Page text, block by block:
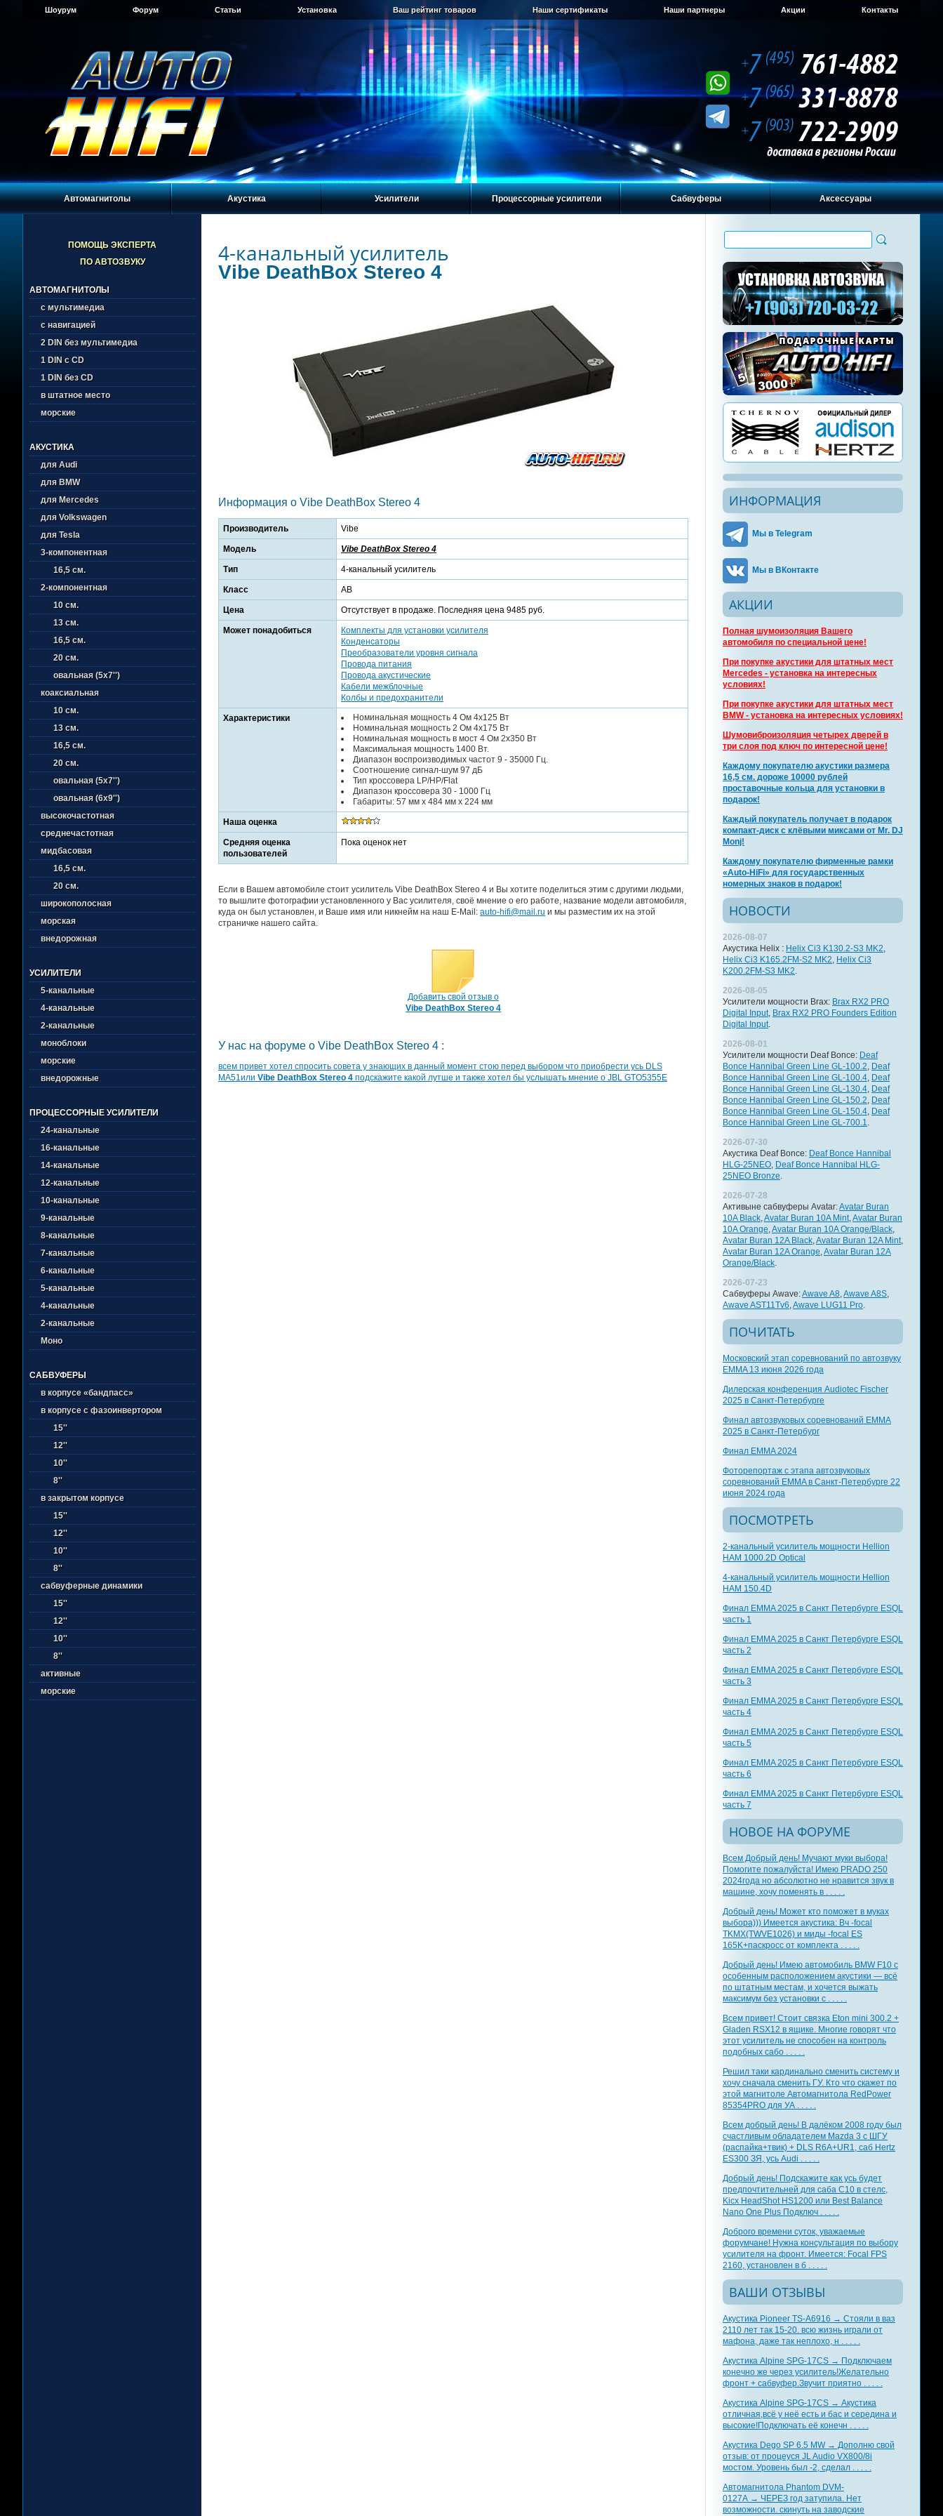
Шоурум Форум Статьи Установка Ваш рейтинг товаров Наши сертификаты Наши партнеры Акции Контакты
Автомагнитолы Акустика Усилители Процессорные усилители Сабвуферы Аксессуары
ПОМОЩЬ ЭКСПЕРТА
ПО АВТОЗВУКУ
АВТОМАГНИТОЛЫ
с мультимедиа
с навигацией
2 DIN без мультимедиа
1 DIN с CD
1 DIN без CD
в штатное место
морские
АКУСТИКА
для Audi
для BMW
для Mercedes
для Volkswagen
для Tesla
3-компонентная
16,5 см.
2-компонентная
10 см.
13 см.
16,5 см.
20 см.
овальная (5х7'')
коаксиальная
10 см.
13 см.
16,5 см.
20 см.
овальная (5х7'')
овальная (6х9'')
высокочастотная
среднечастотная
мидбасовая
16,5 см.
20 см.
широкополосная
морская
внедорожная
УСИЛИТЕЛИ
5-канальные
4-канальные
2-канальные
моноблоки
морские
внедорожные
ПРОЦЕССОРНЫЕ УСИЛИТЕЛИ
24-канальные
16-канальные
14-канальные
12-канальные
10-канальные
9-канальные
8-канальные
7-канальные
6-канальные
5-канальные
4-канальные
2-канальные
Моно
САБВУФЕРЫ
в корпусе «бандпасс»
в корпусе с фазоинвертором
15''
12''
10''
8''
в закрытом корпусе
15''
12''
10''
8''
сабвуферные динамики
15''
12''
10''
8''
активные
морские
4-канальный усилитель
Vibe DeathBox Stereo 4
Информация о Vibe DeathBox Stereo 4
Производитель Vibe
Модель Vibe DeathBox Stereo 4
Тип 4-канальный усилитель
Класс AB
Цена Отсутствует в продаже. Последняя цена 9485 руб.
Может понадобиться
Комплекты для установки усилителя
Конденсаторы
Преобразователи уровня сигнала
Провода питания
Провода акустические
Кабели межблочные
Колбы и предохранители
Характеристики
Номинальная мощность 4 Ом 4x125 Вт
Номинальная мощность 2 Ом 4x175 Вт
Номинальная мощность в мост 4 Ом 2x350 Вт
Максимальная мощность 1400 Вт.
Диапазон воспроизводимых частот 9 - 35000 Гц.
Соотношение сигнал-шум 97 дБ
Тип кроссовера LP/HP/Flat
Диапазон кроссовера 30 - 1000 Гц
Габариты: 57 мм х 484 мм х 224 мм
Наша оценка
Средняя оценка
пользователей
Пока оценок нет
Если в Вашем автомобиле стоит усилитель Vibe DeathBox Stereo 4 и Вы хотите поделиться этим с другими людьми,
то вышлите фотографии установленного у Вас усилителя, своё мнение о его работе, название модели автомобиля,
куда он был установлен, и Ваше имя или никнейм на наш E-Mail: auto-hifi@mail.ru и мы разместим их на этой
страничке нашего сайта.
Добавить свой отзыв о
Vibe DeathBox Stereo 4
У нас на форуме о Vibe DeathBox Stereo 4 :
всем привет хотел спросить совета у знающих в данный момент стою перед выбором что приобрести усь DLS
MA51или Vibe DeathBox Stereo 4 подскажите какой лутше и также хотел бы услышать мнение о JBL GTO5355E
ИНФОРМАЦИЯ
Мы в Telegram
Мы в ВКонтакте
АКЦИИ
Полная шумоизоляция Вашего
автомобиля по специальной цене!
При покупке акустики для штатных мест
Mercedes - установка на интересных
условиях!
При покупке акустики для штатных мест
BMW - установка на интересных условиях!
Шумовиброизоляция четырех дверей в
три слоя под ключ по интересной цене!
Каждому покупателю акустики размера
16,5 см. дороже 10000 рублей
проставочные кольца для установки в
подарок!
Каждый покупатель получает в подарок
компакт-диск с клёвыми миксами от Mr. DJ
Monj!
Каждому покупателю фирменные рамки
«Auto-HiFi» для государственных
номерных знаков в подарок!
НОВОСТИ
2026-08-07
Акустика Helix : Helix Ci3 K130.2-S3 MK2,
Helix Ci3 K165.2FM-S2 MK2, Helix Ci3
K200.2FM-S3 MK2.
2026-08-05
Усилители мощности Brax: Brax RX2 PRO
Digital Input, Brax RX2 PRO Founders Edition
Digital Input.
2026-08-01
Усилители мощности Deaf Bonce: Deaf
Bonce Hannibal Green Line GL-100.2, Deaf
Bonce Hannibal Green Line GL-100.4, Deaf
Bonce Hannibal Green Line GL-130.4, Deaf
Bonce Hannibal Green Line GL-150.2, Deaf
Bonce Hannibal Green Line GL-150.4, Deaf
Bonce Hannibal Green Line GL-700.1.
2026-07-30
Акустика Deaf Bonce: Deaf Bonce Hannibal
HLG-25NEO, Deaf Bonce Hannibal HLG-
25NEO Bronze.
2026-07-28
Активыне сабвуферы Avatar:Avatar Buran
10A Black,Avatar Buran 10A Mint,Avatar Buran
10A Orange,Avatar Buran 10A Orange/Black,
Avatar Buran 12A Black,Avatar Buran 12A Mint,
Avatar Buran 12A Orange,Avatar Buran 12A
Orange/Black.
2026-07-23
Сабвуферы Awave:Awave A8,Awave A8S,
Awave AST11Tv6,Awave LUG11 Pro.
ПОЧИТАТЬ
Московский этап соревнований по автозвуку
EMMA 13 июня 2026 года
Дилерская конференция Audiotec Fischer
2025 в Санкт-Петербурге
Финал автозвуковых соревнований EMMA
2025 в Санкт-Петербург
Финал EMMA 2024
Фоторепортаж с этапа автозвуковых
соревнований EMMA в Санкт-Петербурге 22
июня 2024 года
ПОСМОТРЕТЬ
2-канальный усилитель мощности Hellion
HAM 1000.2D Optical
4-канальный усилитель мощности Hellion
HAM 150.4D
Финал EMMA 2025 в Санкт Петербурге ESQL
часть 1
Финал EMMA 2025 в Санкт Петербурге ESQL
часть 2
Финал EMMA 2025 в Санкт Петербурге ESQL
часть 3
Финал EMMA 2025 в Санкт Петербурге ESQL
часть 4
Финал EMMA 2025 в Санкт Петербурге ESQL
часть 5
Финал EMMA 2025 в Санкт Петербурге ESQL
часть 6
Финал EMMA 2025 в Санкт Петербурге ESQL
часть 7
НОВОЕ НА ФОРУМЕ
Всем Добрый день! Мучают муки выбора!
Помогите пожалуйста! Имею PRADO 250
2024года но абсолютно не нравится звук в
машине, хочу поменять в . . . . .
Добрый день! Может кто поможет в муках
выбора))) Имеется акустика: Вч -focal
TKMX(TWVE1026) и миды -focal ES
165K+паскросс от комплекта . . . . .
Добрый день! Имею автомобиль BMW F10 с
особенным расположением акустики — всё
по штатным местам, и хочется выжать
максимум без установки с . . . . .
Всем привет! Стоит связка Eton mini 300.2 +
Gladen RSX12 в ящике. Многие говорят что
этот усилитель не способен на контроль
подобных сабо . . . . .
Решил таки кардинально сменить систему и
хочу сначала сменить ГУ. Кто что скажет по
этой магнитоле Автомагнитола RedPower
85354PRO для УА . . . . .
Всем добрый день! В далёком 2008 году был
счастливым обладателем Mazda 3 с ШГУ
(распайка+твик) + DLS R6A+UR1, саб Hertz
ES300 ЗЯ, усь Audi . . . . .
Добрый день! Подскажите как усь будет
предпочтительней для саба С10 в стелс,
Kicx HeadShot HS1200 или Best Balance
Nano One Plus Подключ . . . . .
Доброго времени суток, уважаемые
форумчане! Нужна консультация по выбору
усилителя на фронт. Имеется: Focal FPS
2160, установлен в б . . . . .
ВАШИ ОТЗЫВЫ
Акустика Pioneer TS-A6916 → Стояли в ваз
2110 лет так 15-20. всю жизнь играли от
мафона, даже так неплохо, н . . . . .
Акустика Alpine SPG-17CS → Подключаем
конечно же через усилитель!Желательно
фронт + сабвуфер.Звучит приятно . . . . .
Акустика Alpine SPG-17CS → Акустика
отличная,всё у неё есть и бас и середина и
высокие!Подключать её конечн . . . . .
Акустика Dego SP 6.5 MW → Дополню свой
отзыв: от процеуся JL Audio VX800/8i
мостом. Уровень был -2, сделал . . . . .
Автомагнитола Phantom DVM-
0127A → ЧЕРЕЗ год затупила. Нет
возможности. скинуть на заводские